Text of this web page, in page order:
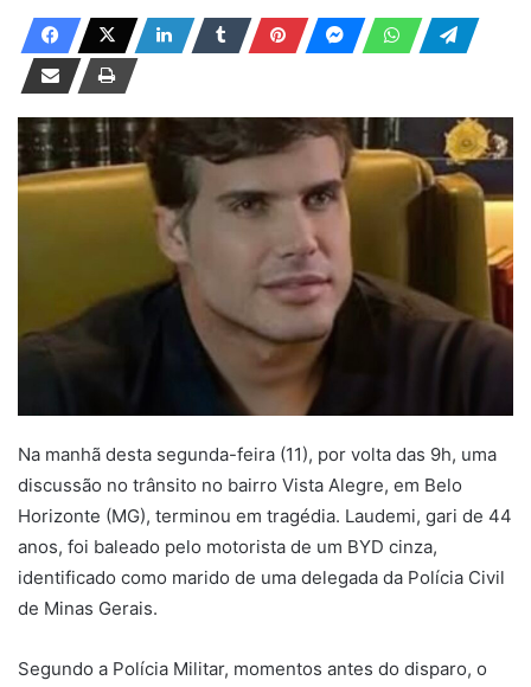
n
d
e
u
m
e
i
Na manhã desta segunda-feira (11), por volta das 9h, uma
discussão no trânsito no bairro Vista Alegre, em Belo
Horizonte (MG), terminou em tragédia. Laudemi, gari de 44
anos, foi baleado pelo motorista de um BYD cinza,
identificado como marido de uma delegada da Polícia Civil
de Minas Gerais.
Segundo a Polícia Militar, momentos antes do disparo, o